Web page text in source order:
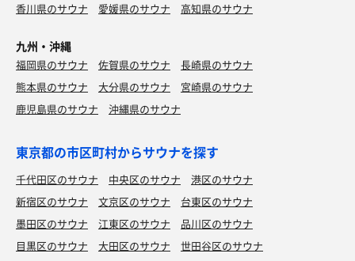
香川県のサウナ
愛媛県のサウナ 高知県のサウナ
九州・沖縄
福岡県のサウナ 佐賀県のサウナ
長崎県のサウナ
熊本県のサウナ
大分県のサウナ
宮崎県のサウナ
鹿児島県のサウナ
沖縄県のサウナ
東京都の市区町村からサウナを探す
千代田区のサウナ 中央区のサウナ
港区のサウナ
新宿区のサウナ
文京区のサウナ
台東区のサウナ
墨田区のサウナ
江東区のサウナ
品川区のサウナ
目黒区のサウナ
大田区のサウナ
世田谷区のサウナ